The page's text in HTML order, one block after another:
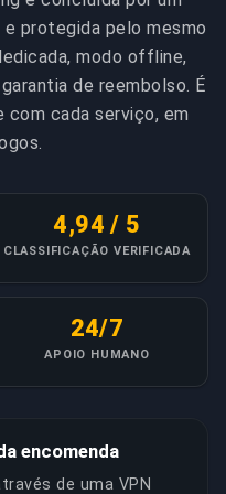
de sessões
de várias medalhas
sessões. Nossa
alcançáveis
protegida pelo mesmo
modo offline,
de reembolso. É
cada serviço, em
CLASSIFICAÇÃO VERIFICADA
4,94 / 5
APOIO HUMANO
24/7
encomenda
de uma VPN